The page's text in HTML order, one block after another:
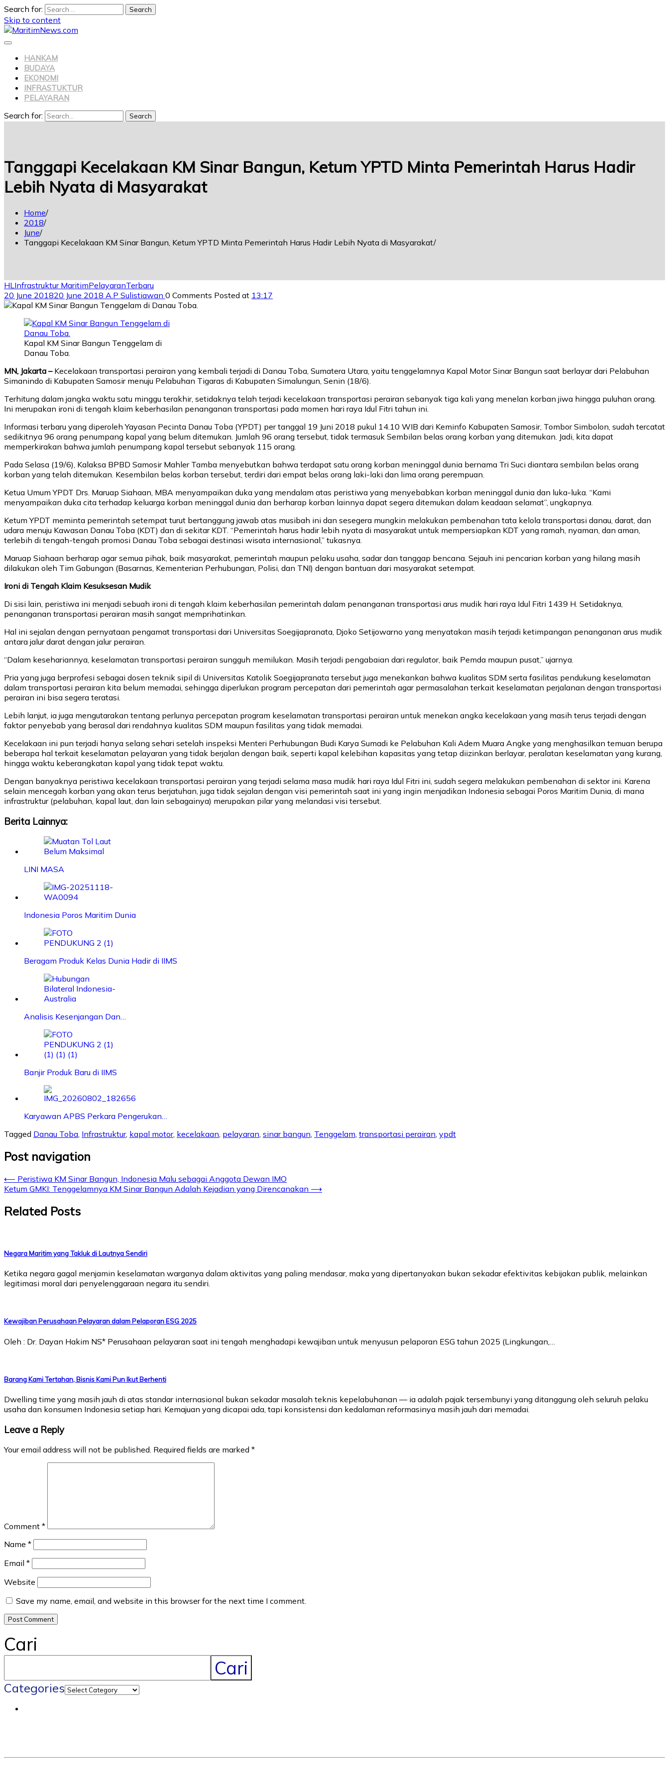
Search for:
Skip to content
HANKAM
BUDAYA
EKONOMI
INFRASTUKTUR
PELAYARAN
Search for: Search
Tanggapi Kecelakaan KM Sinar Bangun, Ketum YPTD Minta Pemerintah Harus Hadir
Lebih Nyata di Masyarakat
Home
2018
June
Tanggapi Kecelakaan KM Sinar Bangun, Ketum YPTD Minta Pemerintah Harus Hadir Lebih Nyata di Masyarakat
HL Infrastruktur MaritimPelayaranTerbaru
20 June 201820 June 2018 A.P Sulistiawan 0 Comments Posted at 13:17
Kapal KM Sinar Bangun Tenggelam di
Danau Toba.
MN, Jakarta – Kecelakaan transportasi perairan yang kembali terjadi di Danau Toba, Sumatera Utara, yaitu tenggelamnya Kapal Motor Sinar Bangun saat berlayar dari Pelabuhan
Simanindo di Kabupaten Samosir menuju Pelabuhan Tigaras di Kabupaten Simalungun, Senin (18/6).
Terhitung dalam jangka waktu satu minggu terakhir, setidaknya telah terjadi kecelakaan transportasi perairan sebanyak tiga kali yang menelan korban jiwa hingga puluhan orang.
Ini merupakan ironi di tengah klaim keberhasilan penanganan transportasi pada momen hari raya Idul Fitri tahun ini.
Informasi terbaru yang diperoleh Yayasan Pecinta Danau Toba (YPDT) per tanggal 19 Juni 2018 pukul 14.10 WIB dari Keminfo Kabupaten Samosir, Tombor Simbolon, sudah tercatat
sedikitnya 96 orang penumpang kapal yang belum ditemukan. Jumlah 96 orang tersebut, tidak termasuk Sembilan belas orang korban yang ditemukan. Jadi, kita dapat
memperkirakan bahwa jumlah penumpang kapal tersebut sebanyak 115 orang.
Pada Selasa (19/6), Kalaksa BPBD Samosir Mahler Tamba menyebutkan bahwa terdapat satu orang korban meninggal dunia bernama Tri Suci diantara sembilan belas orang
korban yang telah ditemukan. Kesembilan belas korban tersebut, terdiri dari empat belas orang laki-laki dan lima orang perempuan.
Ketua Umum YPDT Drs. Maruap Siahaan, MBA menyampaikan duka yang mendalam atas peristiwa yang menyebabkan korban meninggal dunia dan luka-luka. “Kami
menyampaikan duka cita terhadap keluarga korban meninggal dunia dan berharap korban lainnya dapat segera ditemukan dalam keadaan selamat”, ungkapnya.
Ketum YPDT meminta pemerintah setempat turut bertanggung jawab atas musibah ini dan sesegera mungkin melakukan pembenahan tata kelola transportasi danau, darat, dan
udara menuju Kawasan Danau Toba (KDT) dan di sekitar KDT. “Pemerintah harus hadir lebih nyata di masyarakat untuk mempersiapkan KDT yang ramah, nyaman, dan aman,
terlebih di tengah-tengah promosi Danau Toba sebagai destinasi wisata internasional,” tukasnya.
Maruap Siahaan berharap agar semua pihak, baik masyarakat, pemerintah maupun pelaku usaha, sadar dan tanggap bencana. Sejauh ini pencarian korban yang hilang masih
dilakukan oleh Tim Gabungan (Basarnas, Kementerian Perhubungan, Polisi, dan TNI) dengan bantuan dari masyarakat setempat.
Ironi di Tengah Klaim Kesuksesan Mudik
Di sisi lain, peristiwa ini menjadi sebuah ironi di tengah klaim keberhasilan pemerintah dalam penanganan transportasi arus mudik hari raya Idul Fitri 1439 H. Setidaknya,
penanganan transportasi perairan masih sangat memprihatinkan.
Hal ini sejalan dengan pernyataan pengamat transportasi dari Universitas Soegijapranata, Djoko Setijowarno yang menyatakan masih terjadi ketimpangan penanganan arus mudik
antara jalur darat dengan jalur perairan.
“Dalam kesehariannya, keselamatan transportasi perairan sungguh memilukan. Masih terjadi pengabaian dari regulator, baik Pemda maupun pusat,” ujarnya.
Pria yang juga berprofesi sebagai dosen teknik sipil di Universitas Katolik Soegijapranata tersebut juga menekankan bahwa kualitas SDM serta fasilitas pendukung keselamatan
dalam transportasi perairan kita belum memadai, sehingga diperlukan program percepatan dari pemerintah agar permasalahan terkait keselamatan perjalanan dengan transportasi
perairan ini bisa segera teratasi.
Lebih lanjut, ia juga mengutarakan tentang perlunya percepatan program keselamatan transportasi perairan untuk menekan angka kecelakaan yang masih terus terjadi dengan
faktor penyebab yang berasal dari rendahnya kualitas SDM maupun fasilitas yang tidak memadai.
Kecelakaan ini pun terjadi hanya selang sehari setelah inspeksi Menteri Perhubungan Budi Karya Sumadi ke Pelabuhan Kali Adem Muara Angke yang menghasilkan temuan berupa
beberapa hal terkait keselamatan pelayaran yang tidak berjalan dengan baik, seperti kapal kelebihan kapasitas yang tetap diizinkan berlayar, peralatan keselamatan yang kurang,
hingga waktu keberangkatan kapal yang tidak tepat waktu.
Dengan banyaknya peristiwa kecelakaan transportasi perairan yang terjadi selama masa mudik hari raya Idul Fitri ini, sudah segera melakukan pembenahan di sektor ini. Karena
selain mencegah korban yang akan terus berjatuhan, juga tidak sejalan dengan visi pemerintah saat ini yang ingin menjadikan Indonesia sebagai Poros Maritim Dunia, di mana
infrastruktur (pelabuhan, kapal laut, dan lain sebagainya) merupakan pilar yang melandasi visi tersebut.
Berita Lainnya:
LINI MASA
Indonesia Poros Maritim Dunia
Beragam Produk Kelas Dunia Hadir di IIMS
Analisis Kesenjangan Dan…
Banjir Produk Baru di IIMS
Karyawan APBS Perkara Pengerukan…
Tagged Danau Toba, Infrastruktur, kapal motor, kecelakaan, pelayaran, sinar bangun, Tenggelam, transportasi perairan, ypdt
Post navigation
⟵ Peristiwa KM Sinar Bangun, Indonesia Malu sebagai Anggota Dewan IMO
Ketum GMKI: Tenggelamnya KM Sinar Bangun Adalah Kejadian yang Direncanakan ⟶
Related Posts
Negara Maritim yang Takluk di Lautnya Sendiri
Ketika negara gagal menjamin keselamatan warganya dalam aktivitas yang paling mendasar, maka yang dipertanyakan bukan sekadar efektivitas kebijakan publik, melainkan
legitimasi moral dari penyelenggaraan negara itu sendiri.
Kewajiban Perusahaan Pelayaran dalam Pelaporan ESG 2025
Oleh : Dr. Dayan Hakim NS* Perusahaan pelayaran saat ini tengah menghadapi kewajiban untuk menyusun pelaporan ESG tahun 2025 (Lingkungan,…
Barang Kami Tertahan, Bisnis Kami Pun Ikut Berhenti
Dwelling time yang masih jauh di atas standar internasional bukan sekadar masalah teknis kepelabuhanan — ia adalah pajak tersembunyi yang ditanggung oleh seluruh pelaku
usaha dan konsumen Indonesia setiap hari. Kemajuan yang dicapai ada, tapi konsistensi dan kedalaman reformasinya masih jauh dari memadai.
Leave a Reply
Your email address will not be published. Required fields are marked *
Comment *
Name *
Email *
Website
Save my name, email, and website in this browser for the next time I comment.
Cari
Cari
Categories